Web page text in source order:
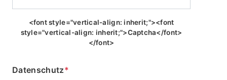
<font style="vertical-align: inherit;"><font
style="vertical-align: inherit;">Captcha</font>
</font>
Datenschutz*